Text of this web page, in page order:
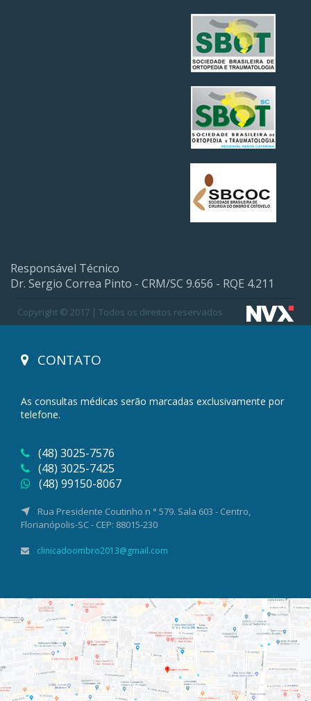
Responsável Técnico
Dr. Sergio Correa Pinto - CRM/SC 9.656 - RQE 4.211
Copyright © 2017 | Todos os direitos reservados
CONTATO
As consultas médicas serão marcadas exclusivamente por
telefone.
(48) 3025-7576
(48) 3025-7425
(48) 99150-8067
Rua Presidente Coutinho n ° 579. Sala 603 - Centro,
Florianópolis-SC - CEP: 88015-230
clinicadoombro2013@gmail.com